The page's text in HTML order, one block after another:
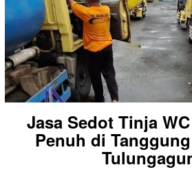
Jasa Sedot Tinja
Penuh di